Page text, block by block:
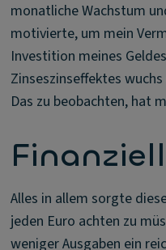
monatliche Wachstum
motivierte, um mein
Investition meines
Zinseszinseffektes
Das zu beobachten, hat
Alles in allem sorgte
jeden Euro achten zu
weniger Ausgaben ein